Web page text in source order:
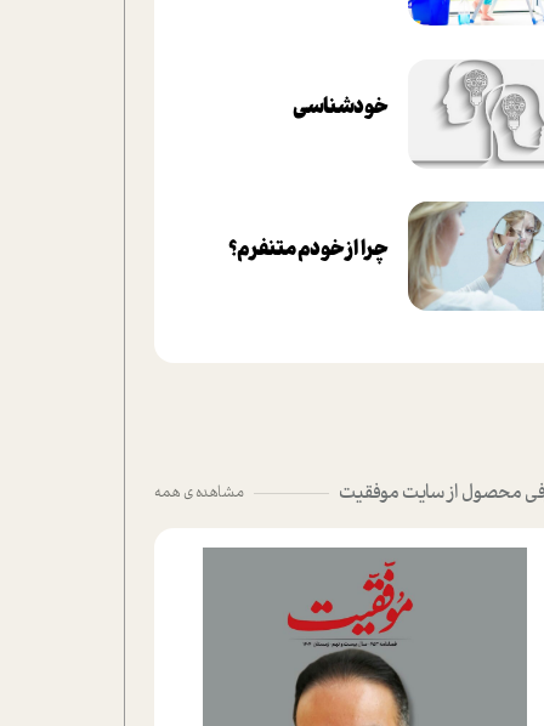
خودشناسی
چرا از خودم متنفرم؟
محصول از سایت موفقیت مشاهده ی همه